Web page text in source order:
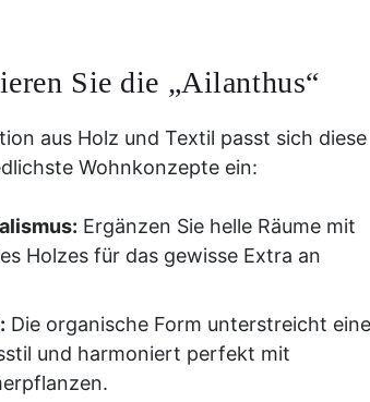
Sie die „Ailanthus“
aus Holz und Textil passt sich diese
Wohnkonzepte ein:
Ergänzen Sie helle Räume mit
Holzes für das gewisse Extra an
Die organische Form unterstreicht
und harmoniert perfekt mit